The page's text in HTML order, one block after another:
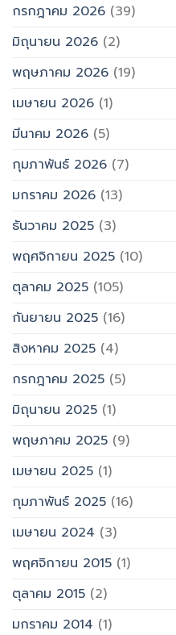
กรกฎาคม 2026 (39)
มิถุนายน 2026 (2)
พฤษภาคม 2026 (19)
เมษายน 2026 (1)
มีนาคม 2026 (5)
กุมภาพันธ์ 2026 (7)
มกราคม 2026 (13)
ธันวาคม 2025 (3)
พฤศจิกายน 2025 (10)
ตุลาคม 2025 (105)
กันยายน 2025 (16)
สิงหาคม 2025 (4)
กรกฎาคม 2025 (5)
มิถุนายน 2025 (1)
พฤษภาคม 2025 (9)
เมษายน 2025 (1)
กุมภาพันธ์ 2025 (16)
เมษายน 2024 (3)
พฤศจิกายน 2015 (1)
ตุลาคม 2015 (2)
มกราคม 2014 (1)